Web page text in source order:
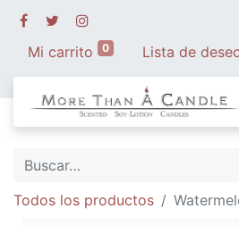
Mi carrito 0 Lista de
Todos los productos